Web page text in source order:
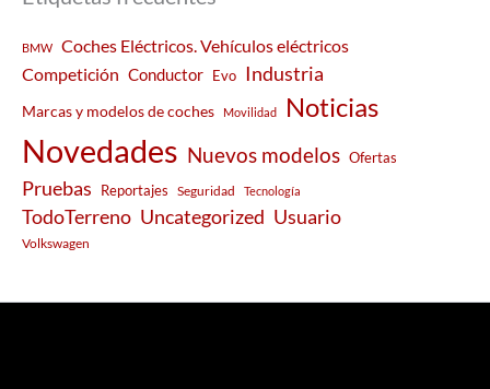
BMW
Coches Eléctricos. Vehículos eléctricos
Competición Conductor Evo Industria
Marcas y modelos de coches Movilidad Noticias
Novedades Nuevos modelos Ofertas
Pruebas Reportajes Seguridad Tecnología
TodoTerreno Uncategorized Usuario
Volkswagen